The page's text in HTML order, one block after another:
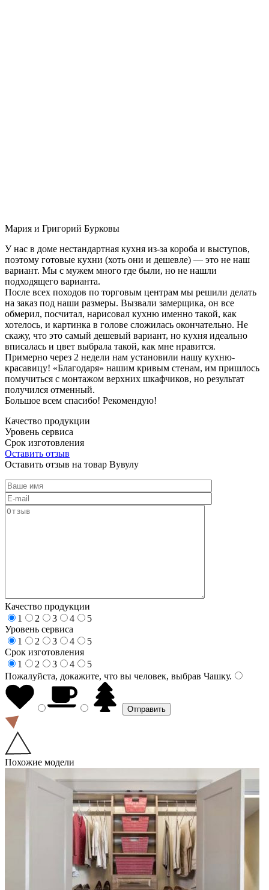
Мария и Григорий Бурковы
У нас в доме нестандартная кухня из-за короба и выступов,
поэтому готовые кухни (хоть они и дешевле) — это не наш
вариант. Мы с мужем много где были, но не нашли
подходящего варианта.
После всех походов по торговым центрам мы решили делать
на заказ под наши размеры. Вызвали замерщика, он все
обмерил, посчитал, нарисовал кухню именно такой, как
хотелось, и картинка в голове сложилась окончательно. Не
скажу, что это самый дешевый вариант, но кухня идеально
вписалась и цвет выбрала такой, как мне нравится.
Примерно через 2 недели нам установили нашу кухню-
красавицу! «Благодаря» нашим кривым стенам, им пришлось
помучиться с монтажом верхних шкафчиков, но результат
получился отменный.
Большое всем спасибо! Рекомендую!
Качество продукции
Уровень сервиса
Срок изготовления
Оставить отзыв
Оставить отзыв на товар Вувулу
Качество продукции
1
2 3 4
5
Уровень сервиса
1
2 3 4
5
Срок изготовления
1
2 3 4
5
Пожалуйста, докажите, что вы человек, выбрав Чашку.
Похожие модели